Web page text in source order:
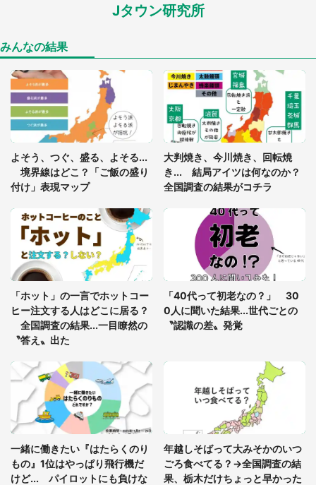
「閉所恐怖症の私は新幹線で大パニック。隣席の青
「ゾワゾワする」「本当に気持ち悪い」 道端でバ
グっちゃってた〝野生の野菜〟に6.5万人戦慄
座布団だろ」「食パンの耳」と1.4万人困惑
っ暗な道で遭難状態。なんとか見つけた民家に助け
を求めると、住人の男性が...」
「孫にあげると思って、あなたにこれをあげる」
真夏の山道で見知らぬお婆さんに握らされたもの
（山口県・30代女性）
Jタウン研究所
みんなの結果
よそう、つぐ、盛る、よそる...
境界線はどこ？「ご飯の盛り
付け」表現マップ
大判焼き、今川焼き、回転焼
き... 結局アイツは何なのか？
全国調査の結果がコチラ
「ホット」の一言でホットコー
ヒー注文する人はどこに居る？
全国調査の結果...一目瞭然の
〝答え〟出た
「40代って初老なの？」 30
0人に聞いた結果...世代ごとの
〝認識の差〟発覚
一緒に働きたい『はたらくのり
もの』1位はやっぱり飛行機だ
けど... パイロットにも負けな
年越しそばって大みそかのいつ
ごろ食べてる？→全国調査の結
果、栃木だけちょっと早かった